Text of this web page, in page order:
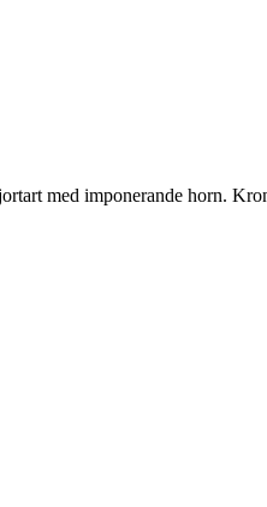
med imponerande horn.